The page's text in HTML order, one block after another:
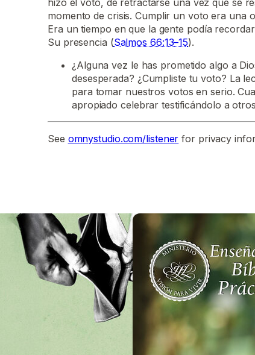
hizo el voto, de retractarse una vez que se
momento de crisis. Cumplir un voto era una
Era un tiempo en que la gente podía
Su presencia (Salmos 66:13–15).
¿Alguna vez le has prometido algo a
desesperada? ¿Cumpliste tu voto? La
para tomar nuestros votos en serio.
apropiado celebrar testificándolo a
See omnystudio.com/listener for privacy